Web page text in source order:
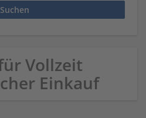
Vollzeit
Einkauf